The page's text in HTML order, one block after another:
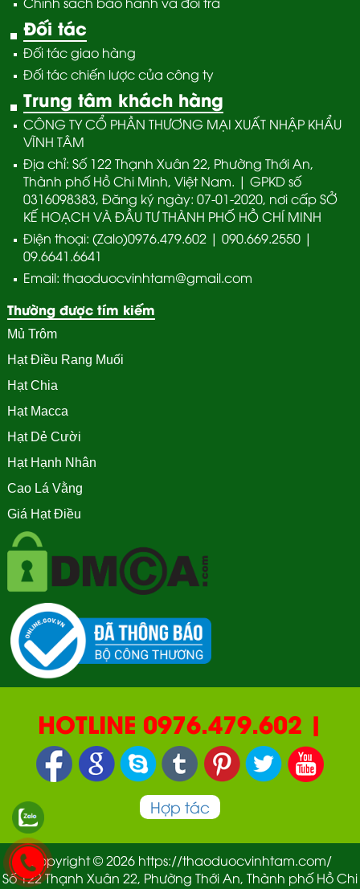
Đối tác
Đối tác giao hàng
Đối tác chiến lược của công ty
Trung tâm khách hàng
CÔNG TY CỔ PHẦN THƯƠNG MẠI XUẤT NHẬP KHẨU
VĨNH TÂM
Địa chỉ: Số 122 Thạnh Xuân 22, Phường Thới An,
Thành phố Hồ Chi Minh, Việt Nam. | GPKD số
0316098383, Đăng ký ngày: 07-01-2020, nơi cấp SỞ
KẾ HOẠCH VÀ ĐẦU TƯ THÀNH PHỐ HỒ CHÍ MINH
Điện thoại: (Zalo)0976.479.602 | 090.669.2550 |
09.6641.6641
Email: thaoduocvinhtam@gmail.com
Thường được tím kiếm
Mủ Trôm
Hạt Điều Rang Muối
Hạt Chia
Hạt Macca
Hạt Dẻ Cười
Hạt Hạnh Nhân
Cao Lá Vằng
Giá Hạt Điều
HOTLINE 0976.479.602 |
090.669.2550 | 0987.877.193
Hợp tác
Copyright © 2026 https://thaoduocvinhtam.com/
Số 122 Thạnh Xuân 22, Phường Thới An, Thành phố Hồ Chi